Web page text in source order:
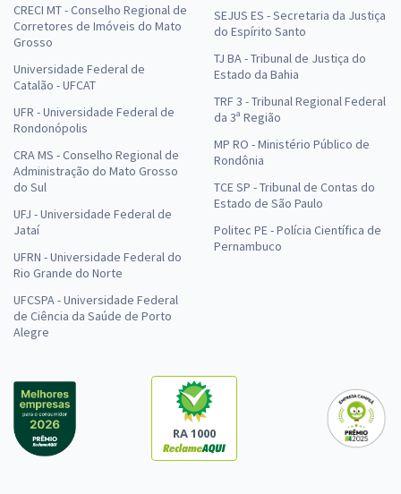
CRECI MT - Conselho Regional de
Corretores de Imóveis do Mato
Grosso
Universidade Federal de
Catalão - UFCAT
UFR - Universidade Federal de
Rondonópolis
CRA MS - Conselho Regional de
Administração do Mato Grosso
do Sul
UFJ - Universidade Federal de
Jataí
UFRN - Universidade Federal do
Rio Grande do Norte
UFCSPA - Universidade Federal
de Ciência da Saúde de Porto
Alegre
SEJUS ES - Secretaria da Justiça
do Espírito Santo
TJ BA - Tribunal de Justiça do
Estado da Bahia
TRF 3 - Tribunal Regional Federal
da 3ª Região
MP RO - Ministério Público de
Rondônia
TCE SP - Tribunal de Contas do
Estado de São Paulo
Politec PE - Polícia Científica de
Pernambuco
RA 1000